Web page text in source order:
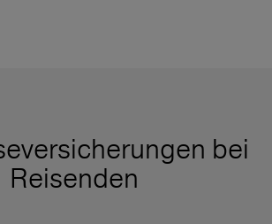
bei
Reisenden